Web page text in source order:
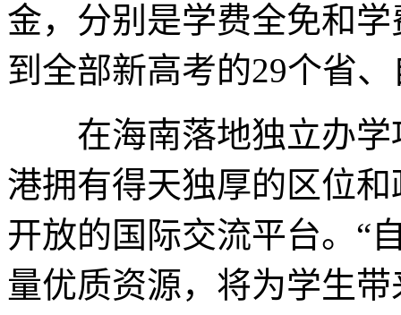
金，分别是学费全免和
到全部新高考的29个省
在海南落地独立办学
港拥有得天独厚的区位
开放的国际交流平台。“
量优质资源，将为学生